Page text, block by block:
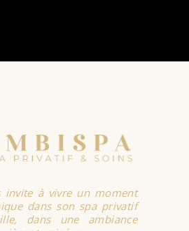
invite à vivre un moment
dans son spa privatif
dans une ambiance